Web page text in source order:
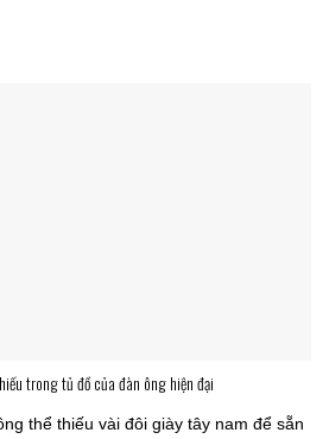
trong tủ đồ của đàn ông hiện đại
thể thiếu vài đôi giày tây nam để sẵn